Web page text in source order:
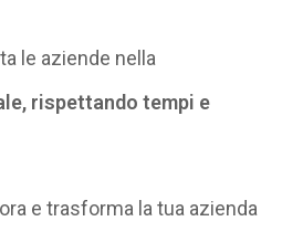
le aziende nella
rispettando tempi e
e trasforma la tua azienda